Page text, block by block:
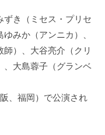
ずき（ミセス・プリセ
みか（アンニカ）、
）、大谷亮介（クリ
、大島蓉子（グランベ
、福岡）で公演され